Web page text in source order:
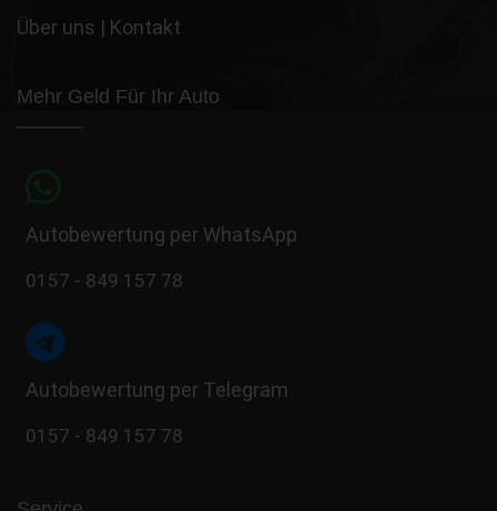
Über uns | Kontakt
Mehr Geld Für Ihr Auto
Autobewertung per WhatsApp
0157 - 849 157 78
Autobewertung per Telegram
0157 - 849 157 78